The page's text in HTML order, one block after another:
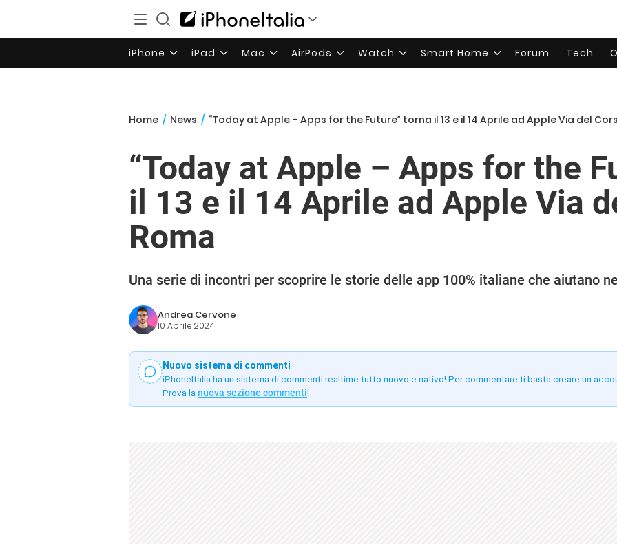
iPhone iPad Mac AirPods Watch Smart Home Forum Tech
Home / News / “Today at Apple – Apps for the Future” torna il 13 e il 14 Aprile ad Apple Via del
“Today at Apple – Apps for the
il 13 e il 14 Aprile ad Apple Via
Roma
Una serie di incontri per scoprire le storie delle app 100% italiane che aiutano
Andrea Cervone
10 Aprile 2024
Nuovo sistema di commenti
iPhoneItalia ha un sistema di commenti realtime tutto nuovo e nativo! Per commentare ti basta creare un
Prova la nuova sezione commenti!